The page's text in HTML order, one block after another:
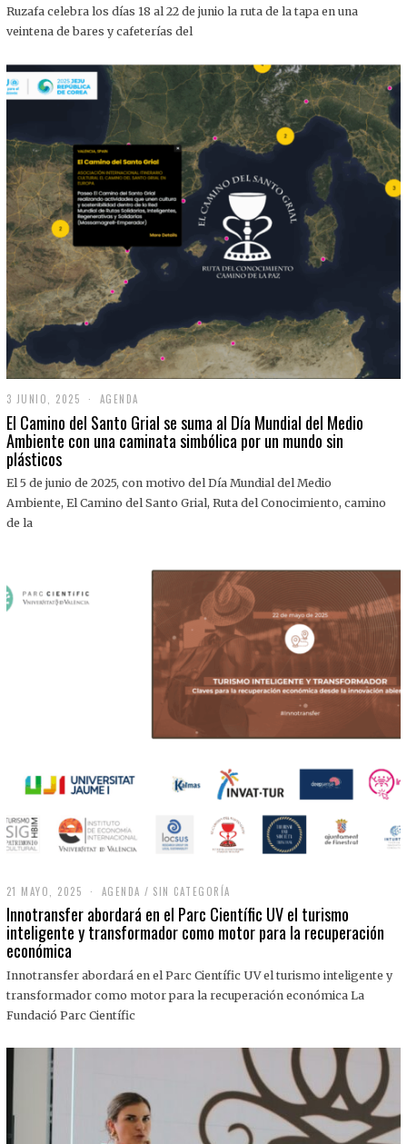
I
O
0
2
5
Ruzafa celebra los días 18 al 22 de junio la ruta de la tapa en una
veintena de bares y cafeterías del
3 JUNIO, 2025
J
U
N
,
0
AGENDA
El Camino del Santo Grial se suma al Día Mundial del Medio
Ambiente con una caminata simbólica por un mundo sin
plásticos
El 5 de junio de 2025, con motivo del Día Mundial del Medio
Ambiente, El Camino del Santo Grial, Ruta del Conocimiento, camino
de la
21 MAYO, 2025
M
A
Y
,
0
2
AGENDA / SIN CATEGORÍA
Innotransfer abordará en el Parc Científic UV el turismo
inteligente y transformador como motor para la recuperación
económica
Innotransfer abordará en el Parc Científic UV el turismo inteligente y
transformador como motor para la recuperación económica La
Fundació Parc Científic